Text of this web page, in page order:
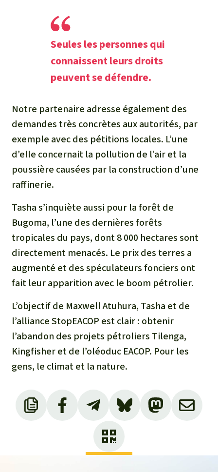
Seules les personnes qui
connaissent leurs droits
peuvent se défendre.
Notre partenaire adresse également des
demandes très concrètes aux autorités, par
exemple avec des pétitions locales. L’une
d’elle concernait la pollution de l’air et la
poussière causées par la construction d’une
raffinerie.
Tasha s’inquiète aussi pour la forêt de
Bugoma, l’une des dernières forêts
tropicales du pays, dont 8 000 hectares sont
directement menacés. Le prix des terres a
augmenté et des spéculateurs fonciers ont
fait leur apparition avec le boom pétrolier.
L’objectif de Maxwell Atuhura, Tasha et de
l’alliance StopEACOP est clair : obtenir
l’abandon des projets pétroliers Tilenga,
Kingfisher et de l’oléoduc EACOP. Pour les
gens, le climat et la nature.
Le Nil Victoria est l’émissaire du lac Victoria.
Un émissaire est un cours d’eau, naturel ou
non, par lequel s’évacue l’eau d’un lac.